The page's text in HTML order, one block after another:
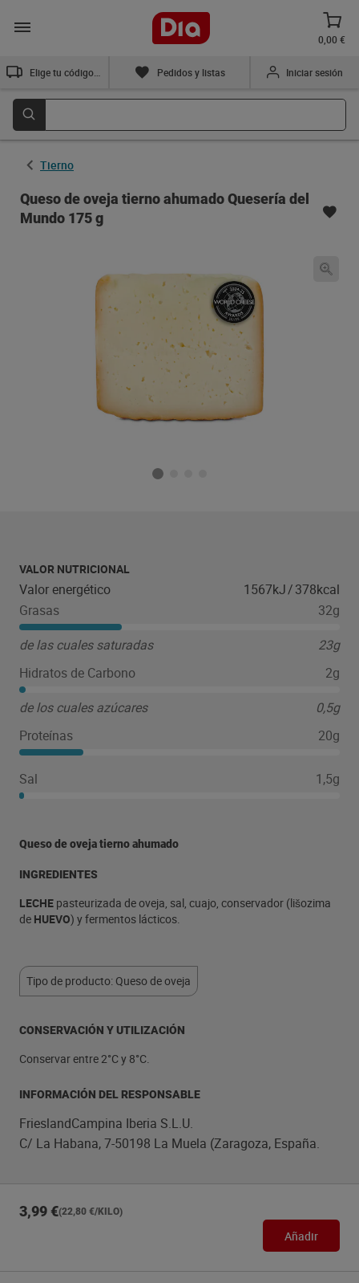
0,00 €
Pedidos y listas Iniciar sesión
Tierno
Queso de oveja tierno ahumado Quesería del
Mundo 175 g
VALOR NUTRICIONAL
Valor energético 1567kJ/378kcal
Grasas
32g
de las cuales saturadas
23g
Hidratos de Carbono
2g
de los cuales azúcares
0,5g
Proteínas
20g
Sal 1,5g
Queso de oveja tierno ahumado
INGREDIENTES
LECHE pasteurizada de oveja, sal, cuajo, conservador (lišozima
de HUEVO) y fermentos lácticos.
Tipo de producto: Queso de oveja
CONSERVACIÓN Y UTILIZACIÓN
Conservar entre 2°C y 8°C.
INFORMACIÓN DEL RESPONSABLE
FrieslandCampina Iberia S.L.U.
C/ La Habana, 7-50198 La Muela (Zaragoza, España.
3,99 €(22,80 €/KILO)
Añadir